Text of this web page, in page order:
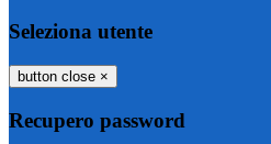
Seleziona utente
button close ×
Recupero password